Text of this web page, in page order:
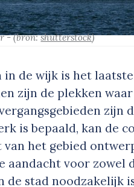
-(bron:shutterstock)
in de wijk is het
zijn de plekken
zijn
is bepaald, kan de
het gebied
aandacht voor zowel
stad noodzakelijk